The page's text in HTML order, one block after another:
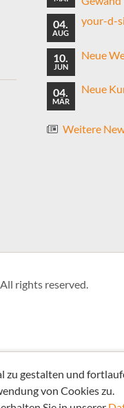
04.
AUG
your-d-
10.
JUN
Neue
04.
MÄR
Neue
Weitere
rights reserved.
zu gestalten und
von Cookies zu.